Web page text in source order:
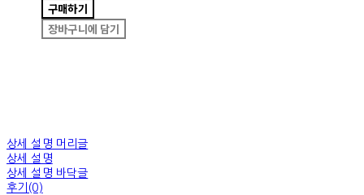
구매하기
장바구니에 담기
상세 설명 머리글
상세 설명
상세 설명 바닥글
후기(0)